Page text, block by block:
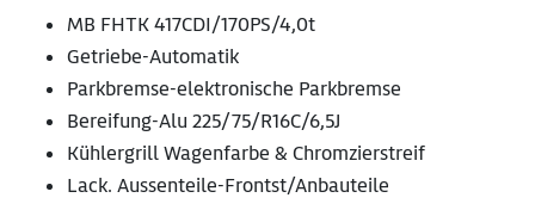
MB FHTK 417CDI/170PS/4,0t
Getriebe-Automatik
Parkbremse-elektronische Parkbremse
Bereifung-Alu 225/75/R16C/6,5J
Kühlergrill Wagenfarbe & Chromzierstreif
Lack. Aussenteile-Frontst/Anbauteile